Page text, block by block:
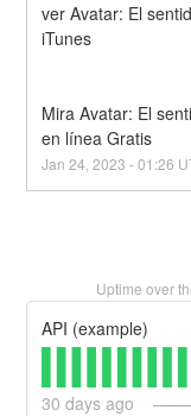
ver Avatar: El
iTunes
Mira Avatar: El
en línea Gratis
Jan24 ,2023 -01:26
Uptime over
API (example)
30 days ago